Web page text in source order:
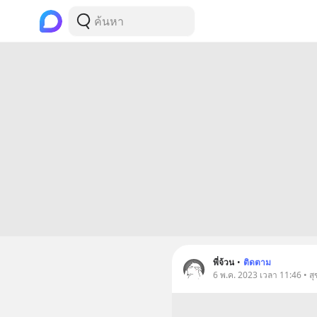
พี่จ้วน • ติดตาม
6 พ.ค. 2023 เวลา 11:46 •